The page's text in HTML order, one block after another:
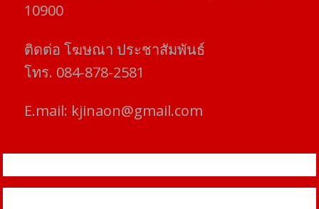
10900
ติดต่อ​ โฆษณา​ ประชาสัมพันธ์
โทร​. 084-878-2581
E.mail: kjinaon@gmail.com